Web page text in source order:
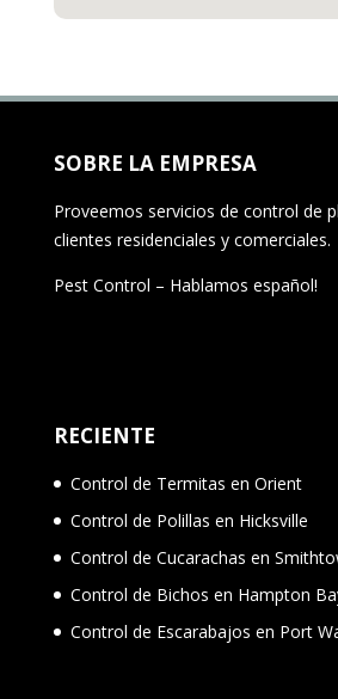
SOBRE LA EMPRESA
Proveemos servicios de control de
clientes residenciales y comerciales.
Pest Control – Hablamos español!
RECIENTE
Control de Termitas en Orient
Control de Polillas en Hicksville
Control de Cucarachas en
Control de Bichos en Hampton
Control de Escarabajos en Port